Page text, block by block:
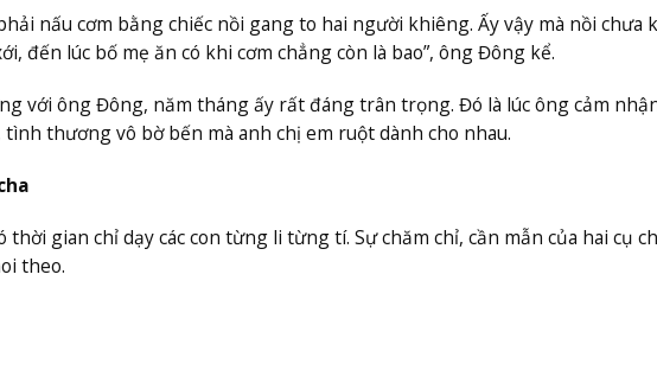
nấu cơm bằng chiếc nồi gang to hai người khiêng. Ấy vậy mà nồi chưa
đến lúc bố mẹ ăn có khi cơm chẳng còn là bao”, ông Đông kể.
với ông Đông, năm tháng ấy rất đáng trân trọng. Đó là lúc ông cảm
tình thương vô bờ bến mà anh chị em ruột dành cho nhau.
thời gian chỉ dạy các con từng li từng tí. Sự chăm chỉ, cần mẫn của hai cụ
theo.